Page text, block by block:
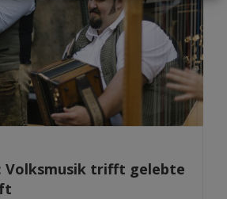
Apr 2026
Mär 2026
Feb 2026
Jan 2026
Dez 2025
Nov 2025
Volksmusik trifft gelebte